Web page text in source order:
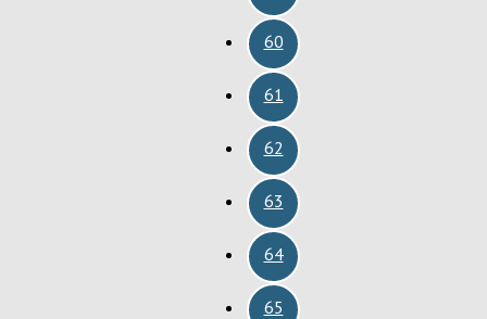
60
61
62
63
64
65